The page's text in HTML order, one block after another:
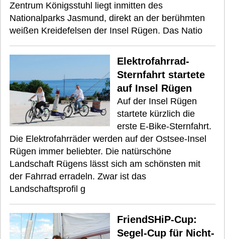
Zentrum Königsstuhl liegt inmitten des
Nationalparks Jasmund, direkt an der berühmten
weißen Kreidefelsen der Insel Rügen. Das Natio
Elektrofahrrad-
Sternfahrt startete
auf Insel Rügen
Auf der Insel Rügen
startete kürzlich die
erste E-Bike-Sternfahrt.
Die Elektrofahrräder werden auf der Ostsee-Insel
Rügen immer beliebter. Die natürschöne
Landschaft Rügens lässt sich am schönsten mit
der Fahrrad erradeln. Zwar ist das
Landschaftsprofil g
FriendSHiP-Cup:
Segel-Cup für Nicht-